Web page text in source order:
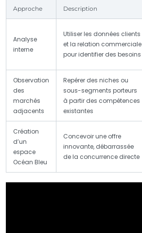
Approche Description
Analyse
interne
Utiliser les données clients
et la relation commerciale
pour identifier des besoins
Observation
des
marchés
adjacents
Repérer des niches ou
sous-segments porteurs
à partir des compétences
existantes
Création
d’un
espace
Océan Bleu
Concevoir une offre
innovante, débarrassée
de la concurrence directe